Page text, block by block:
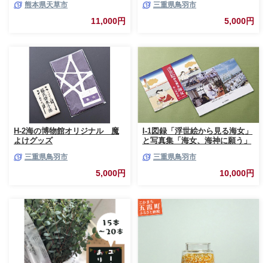
熊本県天草市
11,000円
三重県鳥羽市
5,000円
H-2海の博物館オリジナル 魔
よけグッズ
三重県鳥羽市
5,000円
I-1図録「浮世絵から見る海女」
と写真集「海女、海神に願う」
三重県鳥羽市
10,000円